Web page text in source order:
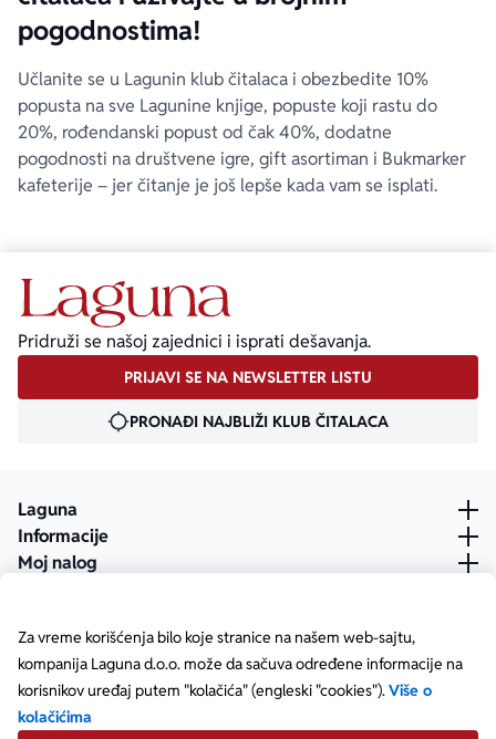
Za vreme korišćenja bilo koje stranice na našem web-sajtu,
kompanija Laguna d.o.o. može da sačuva određene informacije na
korisnikov uređaj putem "kolačića" (engleski "cookies").Više o
kolačićima
pogodnostima!
Učlanite se u Lagunin klub čitalaca i obezbedite 10%
popusta na sve Lagunine knjige, popuste koji rastu do
20%, rođendanski popust od čak 40%, dodatne
pogodnosti na društvene igre, gift asortiman i Bukmarker
kafeterije – jer čitanje je još lepše kada vam se isplati.
Pridruži se našoj zajednici i isprati dešavanja.
PRIJAVI SE NA NEWSLETTER LISTU
PRONAĐI NAJBLIŽI KLUB ČITALACA
Laguna
Informacije
Moj nalog